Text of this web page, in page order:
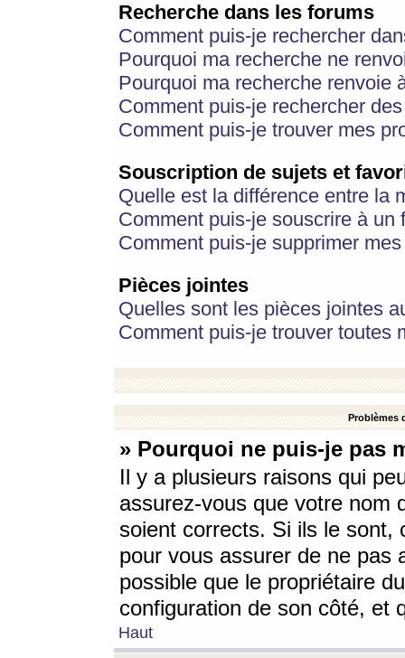
Recherche dans les forums
Comment puis-je rechercher
Pourquoi ma recherche ne
Pourquoi ma recherche renvoie
Comment puis-je rechercher
Comment puis-je trouver mes
Souscription de sujets et
Quelle est la différence entre la
Comment puis-je souscrire à
Comment puis-je supprimer
Pièces jointes
Quelles sont les pièces jointes
Comment puis-je trouver toutes
Problèmes
» Pourquoi ne puis-je pas
Il y a plusieurs raisons qui
assurez-vous que votre nom
soient corrects. Si ils le sont,
pour vous assurer de ne pas
possible que le propriétaire
configuration de son côté, et
Haut